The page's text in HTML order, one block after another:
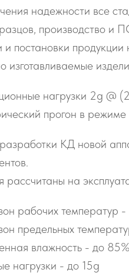
надежности все
производство и
и постановки
изготавливаемые
нагрузки 2g @
прогон в
КД новой
рассчитаны на
рабочих температур
предельных
влажность - до
нагрузки - до 15g